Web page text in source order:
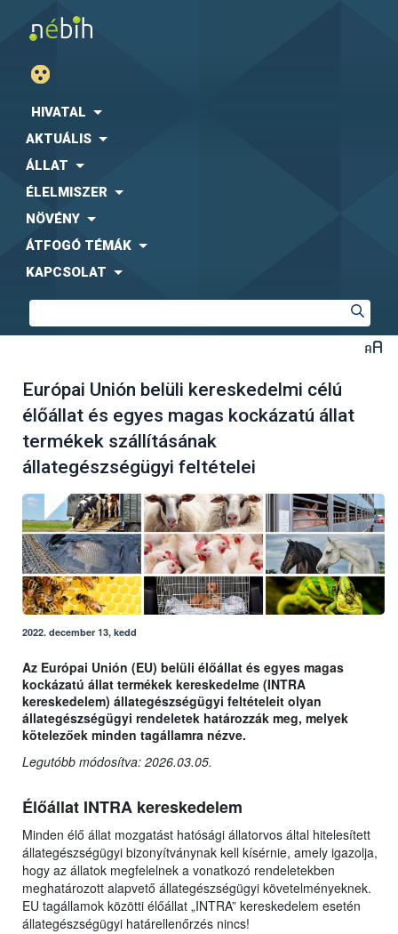
HIVATAL
AKTUÁLIS
ÁLLAT
ÉLELMISZER
NÖVÉNY
ÁTFOGÓ TÉMÁK
KAPCSOLAT
Európai Unión belüli kereskedelmi célú
élőállat és egyes magas kockázatú állat
termékek szállításának
állategészségügyi feltételei
2022. december 13, kedd
Az Európai Unión (EU) belüli élőállat és egyes magas
kockázatú állat termékek kereskedelme (INTRA
kereskedelem) állategészségügyi feltételeit olyan
állategészségügyi rendeletek határozzák meg, melyek
kötelezőek minden tagállamra nézve.
Legutóbb módosítva: 2026.03.05.
Élőállat INTRA kereskedelem
Minden élő állat mozgatást hatósági állatorvos által hitelesített
állategészségügyi bizonyítványnak kell kísérnie, amely igazolja,
hogy az állatok megfelelnek a vonatkozó rendeletekben
meghatározott alapvető állategészségügyi követelményeknek.
EU tagállamok közötti élőállat „INTRA” kereskedelem esetén
állategészségügyi határellenőrzés nincs!